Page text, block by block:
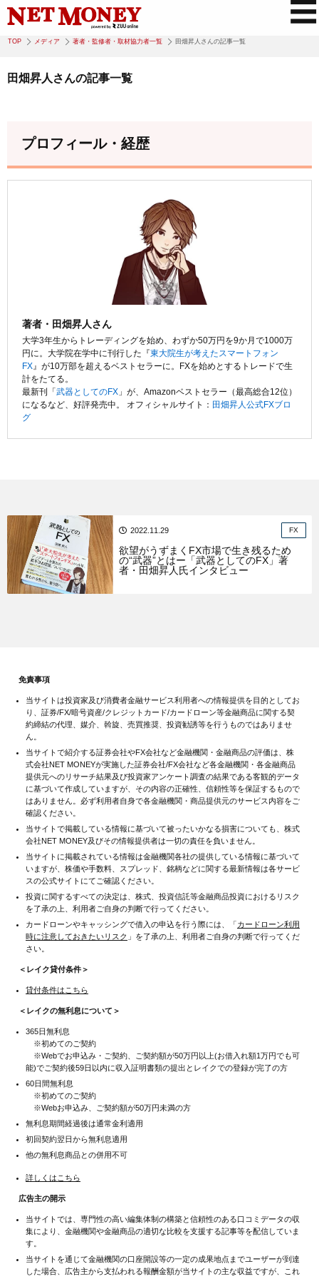
TOP メディア 著者・監修者・取材協力者一覧 田畑昇人さんの記事一覧
田畑昇人さんの記事一覧
プロフィール・経歴
著者・田畑昇人さん
大学3年生からトレーディングを始め、わずか50万円を9か月で1000万
円に。大学院在学中に刊行した『東大院生が考えたスマートフォン
FX』が10万部を超えるベストセラーに。FXを始めとするトレードで生
計をたてる。
最新刊「 武器としてのFX 」が、Amazonベストセラー（最高総合12位）
になるなど、好評発売中。 オフィシャルサイト： 田畑昇人公式FXブロ
グ
2022.11.29 FX
欲望がうずまくFX市場で生き残るため
の“武器”とはー「武器としてのFX」著
者・田畑昇人氏インタビュー
免責事項
当サイトは投資家及び消費者金融サービス利用者への情報提供を目的としてお
り、証券/FX/暗号資産/クレジットカード/カードローン等金融商品に関する契
約締結の代理、媒介、斡旋、売買推奨、投資勧誘等を行うものではありませ
ん。
当サイトで紹介する証券会社やFX会社など金融機関・金融商品の評価は、株
式会社NET MONEYが実施した証券会社/FX会社など各金融機関・各金融商品
提供元へのリサーチ結果及び投資家アンケート調査の結果である客観的データ
に基づいて作成していますが、その内容の正確性、信頼性等を保証するもので
はありません。必ず利用者自身で各金融機関・商品提供元のサービス内容をご
確認ください。
当サイトで掲載している情報に基づいて被ったいかなる損害についても、株式
会社NET MONEY及びその情報提供者は一切の責任を負いません。
当サイトに掲載されている情報は金融機関各社の提供している情報に基づいて
いますが、株価や手数料、スプレッド、銘柄などに関する最新情報は各サービ
スの公式サイトにてご確認ください。
投資に関するすべての決定は、株式、投資信託等金融商品投資におけるリスク
を了承の上、利用者ご自身の判断で行ってください。
カードローンやキャッシングで借入の申込を行う際には、「 カードローン利用
時に注意しておきたいリスク 」を了承の上、利用者ご自身の判断で行ってくだ
さい。
＜レイク貸付条件＞
貸付条件はこちら
＜レイクの無利息について＞
365日無利息
※初めてのご契約
※Webでお申込み・ご契約、ご契約額が50万円以上(お借入れ額1万円でも可
能)でご契約後59日以内に収入証明書類の提出とレイクでの登録が完了の方
60日間無利息
※初めてのご契約
※Webお申込み、ご契約額が50万円未満の方
無利息期間経過後は通常金利適用
初回契約翌日から無利息適用
他の無利息商品との併用不可
詳しくはこちら
広告主の開示
当サイトでは、専門性の高い編集体制の構築と信頼性のある口コミデータの収
集により、金融機関や金融商品の適切な比較を支援する記事等を配信していま
す。
当サイトを通じて金融機関の口座開設等の一定の成果地点までユーザーが到達
した場合、広告主から支払われる報酬金額が当サイトの主な収益ですが、これ